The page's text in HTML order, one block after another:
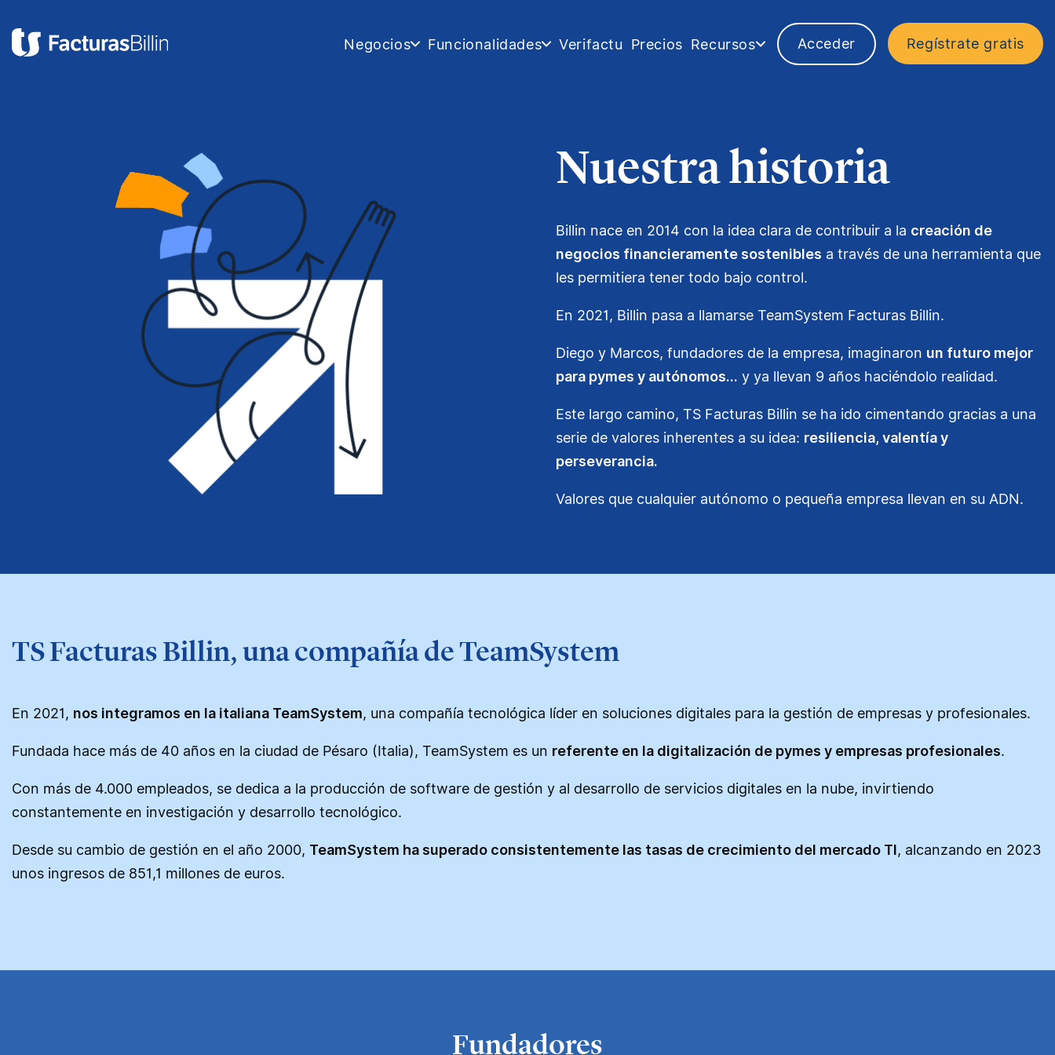
Regístrate gratis
Negocios Funcionalidades Verifactu Precios Recursos Acceder
Nuestra historia
Billin nace en 2014 con la idea clara de contribuir a la creación de
negocios financieramente sostenibles a través de una herramienta que
les permitiera tener todo bajo control.
En 2021, Billin pasa a llamarse TeamSystem Facturas Billin.
Diego y Marcos, fundadores de la empresa, imaginaron un futuro mejor
para pymes y autónomos… y ya llevan 9 años haciéndolo realidad.
Este largo camino, TS Facturas Billin se ha ido cimentando gracias a una
serie de valores inherentes a su idea: resiliencia, valentía y
perseverancia.
Valores que cualquier autónomo o pequeña empresa llevan en su ADN.
TS Facturas Billin, una compañía de TeamSystem
En 2021, nos integramos en la italiana TeamSystem, una compañía tecnológica líder en soluciones digitales para la gestión de empresas y profesionales.
Fundada hace más de 40 años en la ciudad de Pésaro (Italia), TeamSystem es un referente en la digitalización de pymes y empresas profesionales.
Con más de 4.000 empleados, se dedica a la producción de software de gestión y al desarrollo de servicios digitales en la nube, invirtiendo
constantemente en investigación y desarrollo tecnológico.
Desde su cambio de gestión en el año 2000, TeamSystem ha superado consistentemente las tasas de crecimiento del mercado TI, alcanzando en 2023
unos ingresos de 851,1 millones de euros.
Fundadores